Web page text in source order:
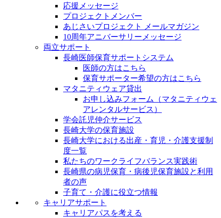
応援メッセージ
プロジェクトメンバー
あじさいプロジェクト メールマガジン
10周年アニバーサリーメッセージ
両立サポート
長崎医師保育サポートシステム
医師の方はこちら
保育サポーター希望の方はこちら
マタニティウェア貸出
お申し込みフォーム（マタニティウェ
アレンタルサービス）
学会託児仲介サービス
長崎大学の保育施設
長崎大学における出産・育児・介護支援制
度一覧
私たちのワークライフバランス実践術
長崎県の病児保育・病後児保育施設と利用
者の声
子育て・介護に役立つ情報
キャリアサポート
キャリアパスを考える